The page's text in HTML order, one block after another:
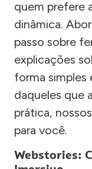
quem prefere
dinâmica.
passo sobre
explicações
forma simples
daqueles que
prática,
para você.
Webstories: